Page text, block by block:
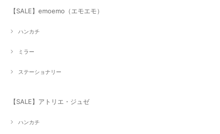
【SALE】emoemo（エモエモ）
ハンカチ
ミラー
ステーショナリー
【SALE】アトリエ・ジュゼ
ハンカチ